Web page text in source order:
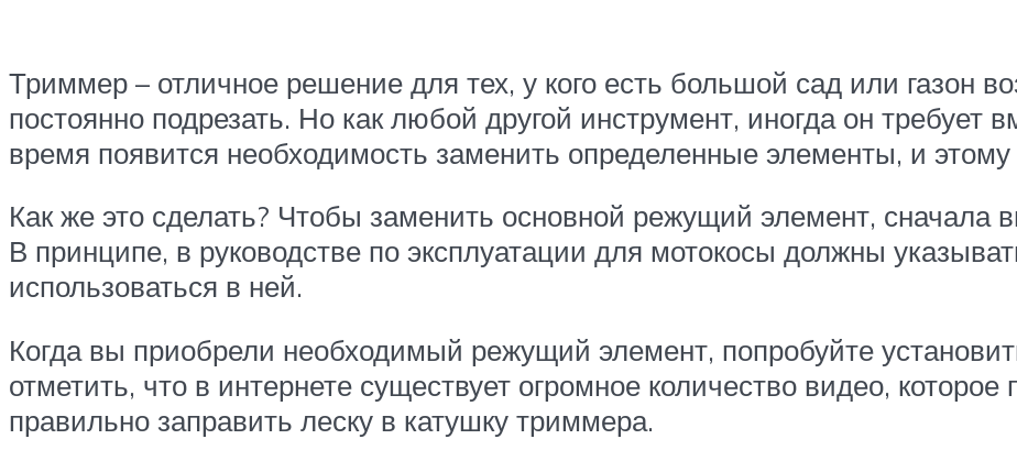
Триммер – отличное решение для тех, у кого есть большой сад или газон
постоянно подрезать. Но как любой другой инструмент, иногда он требует
время появится необходимость заменить определенные элементы, и этому
Как же это сделать? Чтобы заменить основной режущий элемент, сначала
В принципе, в руководстве по эксплуатации для мотокосы должны
использоваться в ней.
Когда вы приобрели необходимый режущий элемент, попробуйте
отметить, что в интернете существует огромное количество видео,
правильно заправить леску в катушку триммера.